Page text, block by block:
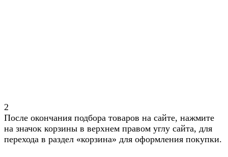
2
После окончания подбора товаров на сайте, нажмите
на значок корзины в верхнем правом углу сайта, для
перехода в раздел «корзина» для оформления покупки.